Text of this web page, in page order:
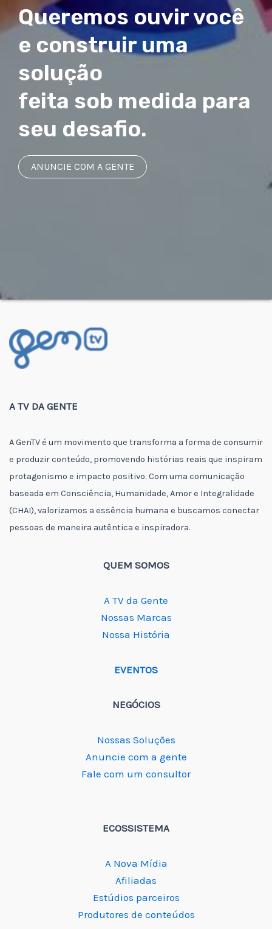
Queremos ouvir você
e construir uma
solução
feita sob medida para
seu desafio.
ANUNCIE COM A GENTE
A TV DA GENTE
A GenTV é um movimento que transforma a forma de consumir
e produzir conteúdo, promovendo histórias reais que inspiram
protagonismo e impacto positivo. Com uma comunicação
baseada em Consciência, Humanidade, Amor e Integralidade
(CHAI), valorizamos a essência humana e buscamos conectar
pessoas de maneira autêntica e inspiradora.
QUEM SOMOS
A TV da Gente
Nossas Marcas
Nossa História
EVENTOS
NEGÓCIOS
Nossas Soluções
Anuncie com a gente
Fale com um consultor
ECOSSISTEMA
A Nova Mídia
Afiliadas
Estúdios parceiros
Produtores de conteúdos